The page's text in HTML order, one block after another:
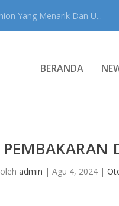
Yang Menarik Dan U...
BERANDA
olehadmin |Agu 4, 2024 |